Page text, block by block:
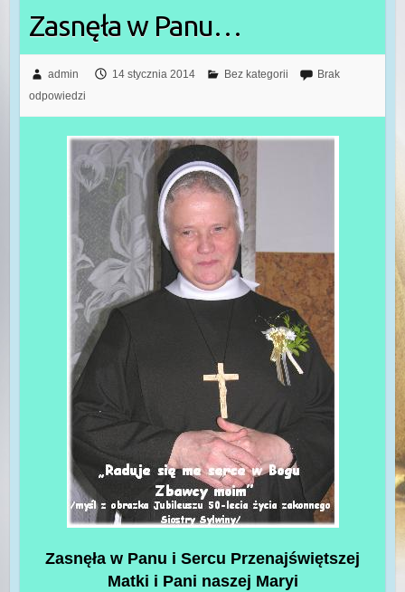
Zasnęła w Panu…
admin 14 stycznia 2014 Bez kategorii
Brak
odpowiedzi
Zasnęła w Panu i Sercu Przenajświętszej
Matki i Pani naszej Maryi